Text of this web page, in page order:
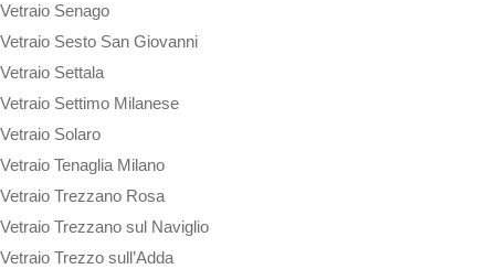
Vetraio Senago
Vetraio Sesto San Giovanni
Vetraio Settala
Vetraio Settimo Milanese
Vetraio Solaro
Vetraio Tenaglia Milano
Vetraio Trezzano Rosa
Vetraio Trezzano sul Naviglio
Vetraio Trezzo sull’Adda